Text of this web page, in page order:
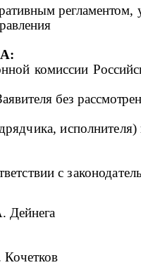
комиссии
без
с